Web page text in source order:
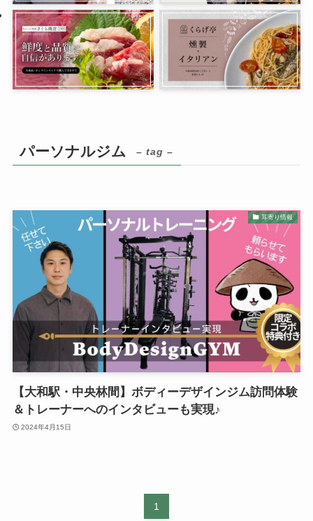
パーソナルジム – tag –
耳寄り情報
【大和駅・中央林間】ボディーデザインジム訪問体験
＆トレーナーへのインタビューも実現♪
2024年4月15日
1